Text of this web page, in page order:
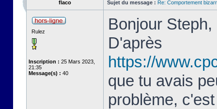
flaco Sujet du message : Re: Comportement
Rulez
Inscription : 25 Mars 2023,
21:35
Message(s) : 40
Bonjour Steph,
D'après
https://
que tu avais
problème,